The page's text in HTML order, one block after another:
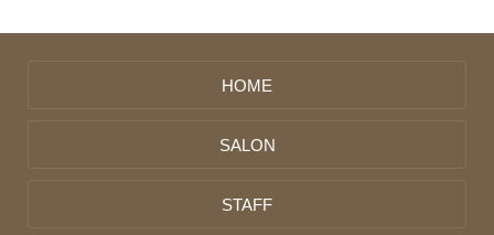
HOME
SALON
STAFF